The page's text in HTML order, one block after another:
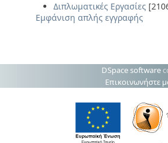
Διπλωματικές Εργασίες
Εμφάνιση απλής εγγραφής
DSpace software
Επικοινωνήστε